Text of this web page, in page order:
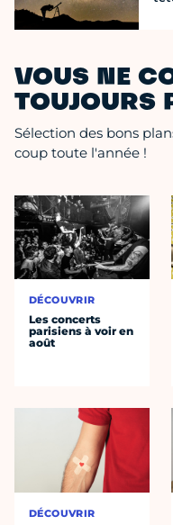
VOUS NE
TOUJOURS
Sélection des bons
coup toute l'année !
DÉCOUVRIR
Les concerts
parisiens à voir en
août
DÉCOUVRIR